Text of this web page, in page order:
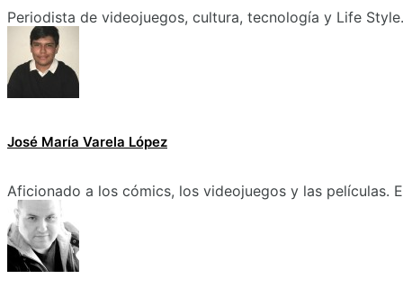
Periodista de videojuegos, cultura, tecnología y Life Style.
José María Varela López
Aficionado a los cómics, los videojuegos y las películas.